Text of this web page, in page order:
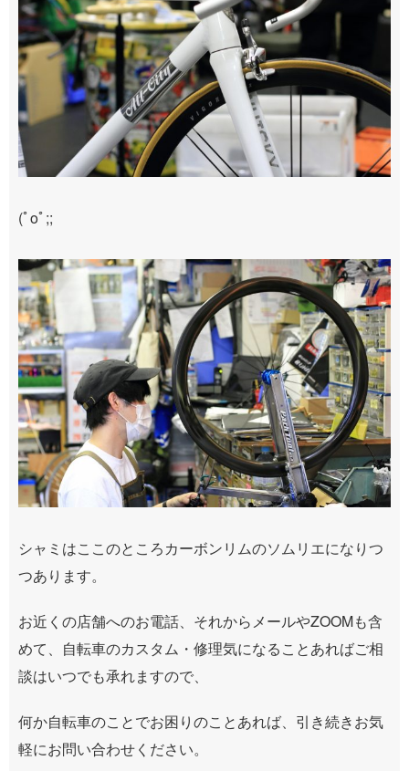
(ﾟoﾟ;;
シャミはここのところカーボンリムのソムリエになりつ
つあります。
お近くの店舗へのお電話、それからメールやZOOMも含
めて、自転車のカスタム・修理気になることあればご相
談はいつでも承れますので、
何か自転車のことでお困りのことあれば、引き続きお気
軽にお問い合わせください。